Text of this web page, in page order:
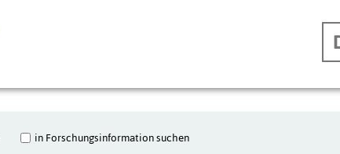
in Forschungsinformation suchen